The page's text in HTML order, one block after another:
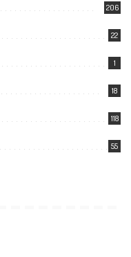
206
22
1
18
118
55